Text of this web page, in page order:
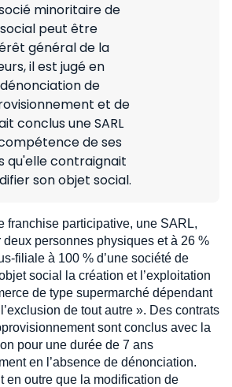
minoritaire de
peut être
général de la
il est jugé en
de
et de
conclus une SARL
de ses
qu'elle contraignait
son objet social.
franchise participative, une SARL,
personnes physiques et à 26 %
filiale à 100 % d’une société de
social la création et l’exploitation
de type supermarché dépendant
de tout autre ». Des contrats
sont conclus avec la
pour une durée de 7 ans
en l’absence de dénonciation.
en outre que la modification de